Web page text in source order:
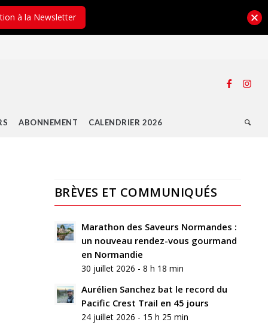
ABONNEMENT CALENDRIER 2026
Laisser
commentaire
Rejoindre
BRÈVES ET COMMUNIQUÉS
Marathon des Saveurs Normandes :
un nouveau rendez-vous gourmand
en Normandie
30 juillet 2026 - 8 h 18 min
Aurélien Sanchez bat le record du
Pacific Crest Trail en 45 jours
24 juillet 2026 - 15 h 25 min
à la Newsletter